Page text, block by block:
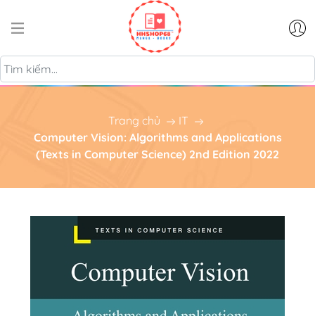
Trang chủ
IT
Computer Vision: Algorithms and Applications
(Texts in Computer Science) 2nd Edition 2022